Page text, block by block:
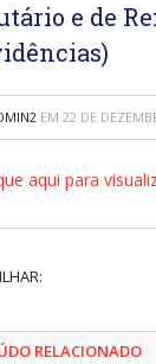
e de
EM 22 DE
aqui para
RELACIONADO